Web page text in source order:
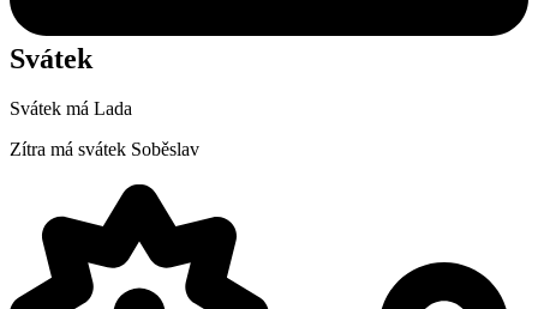
Svátek
Svátek má Lada
Zítra má svátek Soběslav